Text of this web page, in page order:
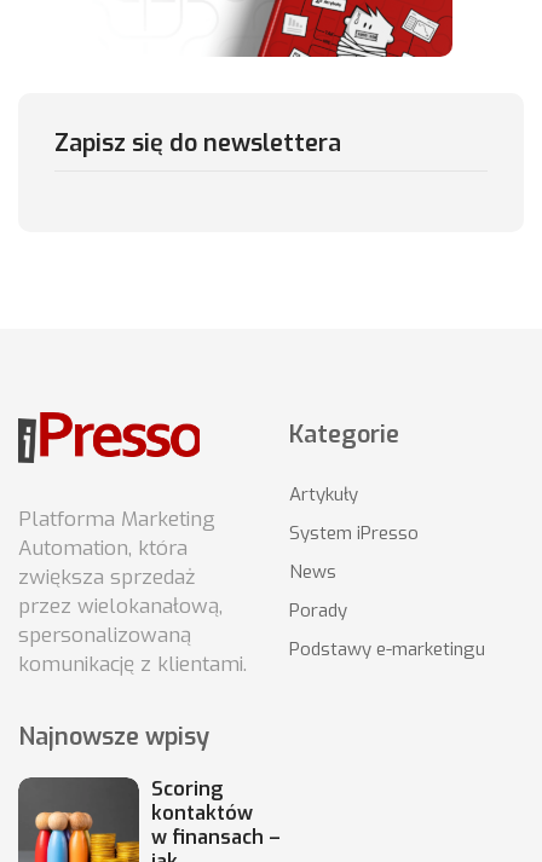
Zapisz się do newslettera
Platforma Marketing
Automation, która
zwiększa sprzedaż
przez wielokanałową,
spersonalizowaną
komunikację z klientami.
Kategorie
Artykuły
System iPresso
News
Porady
Podstawy e-marketingu
Najnowsze wpisy
Scoring
kontaktów
w finansach –